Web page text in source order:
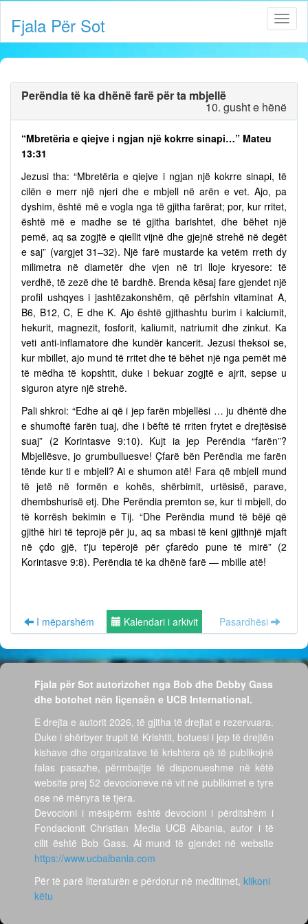
Fjala Për Sot
Perëndia të ka dhënë farë për ta mbjellë
10. gusht e hënë
“Mbretëria e qiejve i ngjan një kokrre sinapi…” Mateu
13:31
Jezusi tha: “Mbretëria e qiejve i ngjan një kokrre sinapi, të
cilën e merr një njeri dhe e mbjell në arën e vet. Ajo, pa
dyshim, është më e vogla nga të gjitha farërat; por, kur rritet,
është më e madhe se të gjitha barishtet, dhe bëhet një
pemë, aq sa zogjtë e qiellit vijnë dhe gjejnë strehë në degët
e saj” (vargjet 31–32). Një farë mustarde ka vetëm rreth dy
milimetra në diametër dhe vjen në tri lloje kryesore: të
verdhë, të zezë dhe të bardhë. Brenda kësaj fare gjendet një
profil ushqyes i jashtëzakonshëm, që përfshin vitaminat A,
B6, B12, C, E dhe K. Ajo është gjithashtu burim i kalciumit,
hekurit, magnezit, fosforit, kaliumit, natriumit dhe zinkut. Ka
veti anti-inflamatore dhe kundër kancerit. Jezusi theksoi se,
kur mbillet, ajo mund të rritet dhe të bëhet një nga pemët më
të mëdha të kopshtit, duke i bekuar zogjtë e ajrit, sepse u
siguron atyre një strehë.
Pali shkroi: “Edhe ai që i jep farën mbjellësi … ju dhëntë dhe
e shumoftë farën tuaj, dhe i bëftë të rriten frytet e drejtësisë
suaj” (2 Korintasve 9:10). Kujt ia jep Perëndia “farën”?
Mbjellësve, jo grumbulluesve! Çfarë bën Perëndia me farën
tënde kur ti e mbjell? Ai e shumon atë! Fara që mbjell mund
të jetë në formën e kohës, shërbimit, urtësisë, parave,
dhembshurisë etj. Dhe Perëndia premton se, kur ti mbjell, do
të korrësh bekimin e Tij. “Dhe Perëndia mund të bëjë që
gjithë hiri të teprojë për ju, aq sa mbasi të keni gjithnjë mjaft
në çdo gjë, t'ju tepërojë për çfarëdo pune të mirë” (2
Korintasve 9:8). Perëndia të ka dhënë farë — mbille atë!
I mëparshëm Kalendari i arkivit Pasardhësi
Fjala për Sot autorizohet nga Bob dhe Debby Gass
dhe botohet nën liçensën e UCB International.
E drejta e autorit 2026, të gjitha të drejtat e rezervuara.
Duke i shërbyer trupit të Krishtit, botuesi i jep të drejtën
kishave dhe organizatave të krishtera që të publikojnë
falas pasazhe, përmbajtje të disponueshme në këtë
website prej 52 devocioneve në vit në publikimet e tyre
ose në mënyra të tjera.
Devocioni i mësipërm është devocioni i përditshëm i
Fondacionit Christian Media UCB Albania, autor i të
cilit është Bob Gass. Ai mund të gjendet në website
https://www.ucbalbania.com
Për të parë literaturën e përdorur në meditimet, klikoni
këtu